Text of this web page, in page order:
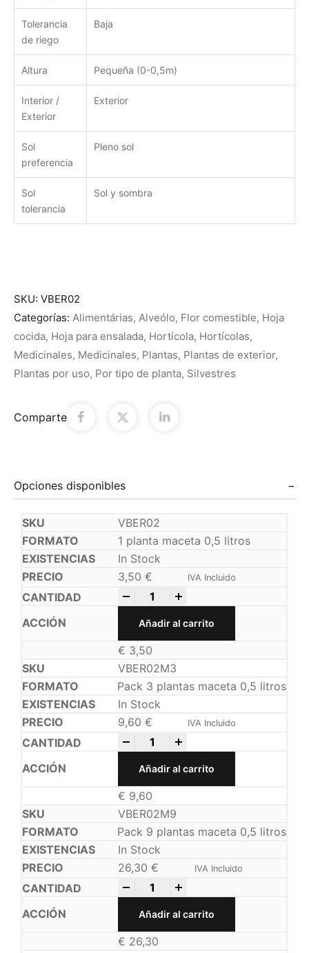
Tolerancia
de riego
Baja
Altura Pequeña (0-0,5m)
Interior /
Exterior
Exterior
Sol
preferencia
Pleno sol
Sol
tolerancia
Sol y sombra
SKU: VBER02
Categorías: Alimentárias, Alveólo, Flor comestible, Hoja
cocida, Hoja para ensalada, Hortícola, Hortícolas,
Medicinales, Medicinales, Plantas, Plantas de exterior,
Plantas por uso, Por tipo de planta, Silvestres
Comparte
Opciones disponibles
VBER02
1 planta maceta 0,5 litros
In Stock
3,50€ IVA Incluido
Añadir al carrito
€ 3,50
VBER02M3
Pack 3 plantas maceta 0,5 litros
In Stock
9,60€ IVA Incluido
Añadir al carrito
€ 9,60
VBER02M9
Pack 9 plantas maceta 0,5 litros
In Stock
26,30€ IVA Incluido
Añadir al carrito
€ 26,30